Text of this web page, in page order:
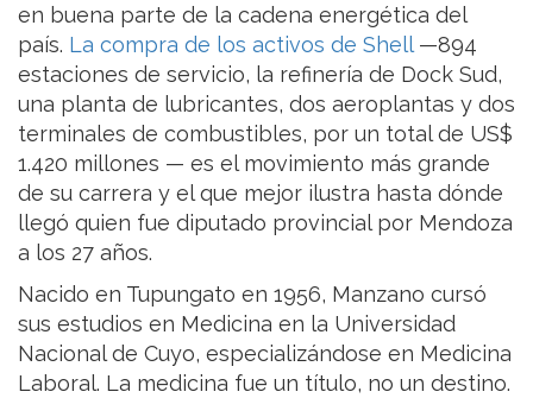
en buena parte de la cadena energética del
país. La compra de los activos de Shell—894
estaciones de servicio, la refinería de Dock Sud,
una planta de lubricantes, dos aeroplantas y dos
terminales de combustibles, por un total de US$
1.420 millones — es el movimiento más grande
de su carrera y el que mejor ilustra hasta dónde
llegó quien fue diputado provincial por Mendoza
a los 27 años.
Nacido en Tupungato en 1956, Manzano cursó
sus estudios en Medicina en la Universidad
Nacional de Cuyo, especializándose en Medicina
Laboral. La medicina fue un título, no un destino.